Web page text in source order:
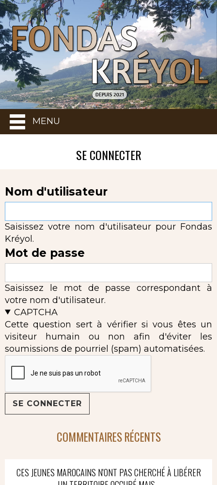
MENU
SE CONNECTER
Nom d'utilisateur
Saisissez votre nom d'utilisateur pour Fondas
Kréyol.
Mot de passe
Saisissez le mot de passe correspondant à
votre nom d'utilisateur.
CAPTCHA
Cette question sert à vérifier si vous êtes un
visiteur humain ou non afin d'éviter les
soumissions de pourriel (spam) automatisées.
COMMENTAIRES RÉCENTS
CES JEUNES MAROCAINS N'ONT PAS CHERCHÉ À LIBÉRER